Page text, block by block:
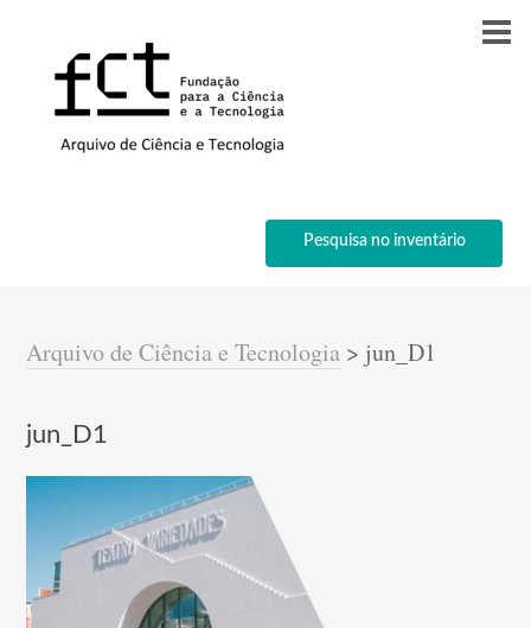
Pesquisa no inventário
Arquivo de Ciência e Tecnologia > jun_D1
jun_D1